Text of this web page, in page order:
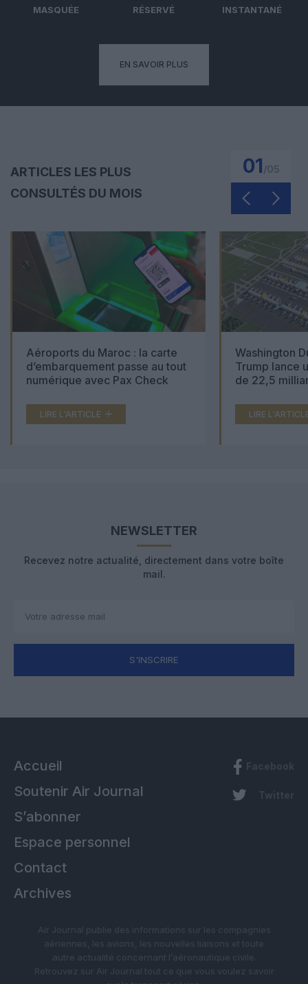
MASQUÉE
RÉSERVÉ
INSTANTANÉ
EN SAVOIR PLUS
ARTICLES LES PLUS
CONSULTÉS DU MOIS
01
Aéroports du Maroc : la carte
d’embarquement passe au tout
numérique avec Pax Check
LIRE L'ARTICLE
Washington
Trump lance
de 22,5
LIRE
NEWSLETTER
Recevez notre actualité, directement dans votre boîte
mail.
S'INSCRIRE
Accueil
Soutenir Air Journal
S’abonner
Espace personnel
Contact
Archives